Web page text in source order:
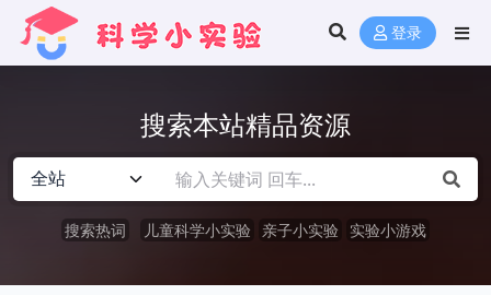
登录
搜索本站精品资源
搜索热词 儿童科学小实验 亲子小实验 实验小游戏